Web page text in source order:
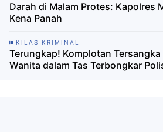
Darah di Malam Protes: Kapolres
Kena Panah
KILAS KRIMINAL
Terungkap! Komplotan Tersangka
Wanita dalam Tas Terbongkar